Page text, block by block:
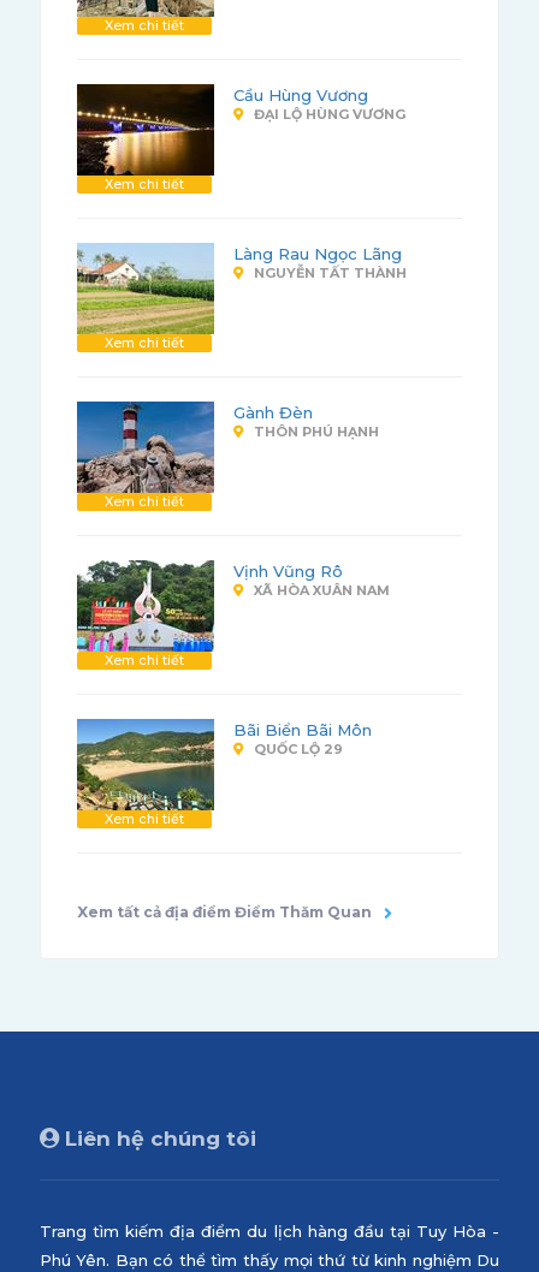
Xem chi tiết
Xem chi tiết
Cầu Hùng Vương
ĐẠI LỘ HÙNG VƯƠNG
Xem chi tiết
Làng Rau Ngọc Lãng
NGUYỄN TẤT THÀNH
Xem chi tiết
Gành Đèn
THÔN PHÚ HẠNH
Xem chi tiết
Vịnh Vũng Rô
XÃ HÒA XUÂN NAM
Xem chi tiết
Bãi Biển Bãi Môn
QUỐC LỘ 29
Xem tất cả địa điểm Điểm Thăm Quan
Liên hệ chúng tôi
Trang tìm kiếm địa điểm du lịch hàng đầu tại Tuy Hòa -
Phú Yên. Bạn có thể tìm thấy mọi thứ từ kinh nghiệm Du